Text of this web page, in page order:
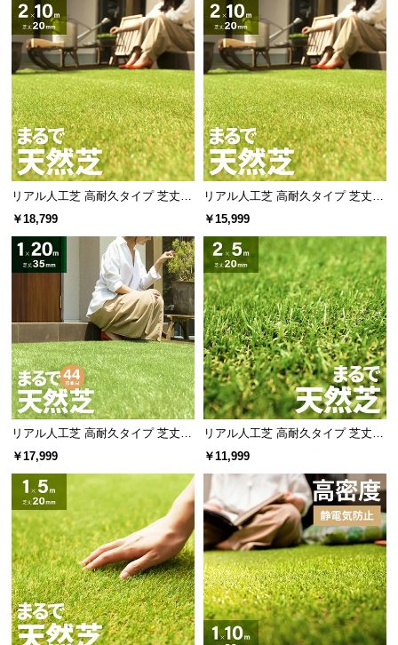
リアル人工芝 高耐久タイプ 芝丈20
mm 2×10m 防草シート付（自然な
見た目追求・U字ピン）
￥18,799
リアル人工芝 高耐久タイプ 芝丈20
mm 2×10m（自然な見た目を追
求・U字ピン付属）
￥15,999
リアル人工芝 高耐久タイプ 芝丈35
mm 1×20m（自然な見た目を追
￥17,999
リアル人工芝 高耐久タイプ 芝丈20
mm 2×5m（自然な見た目を追求・
￥11,999